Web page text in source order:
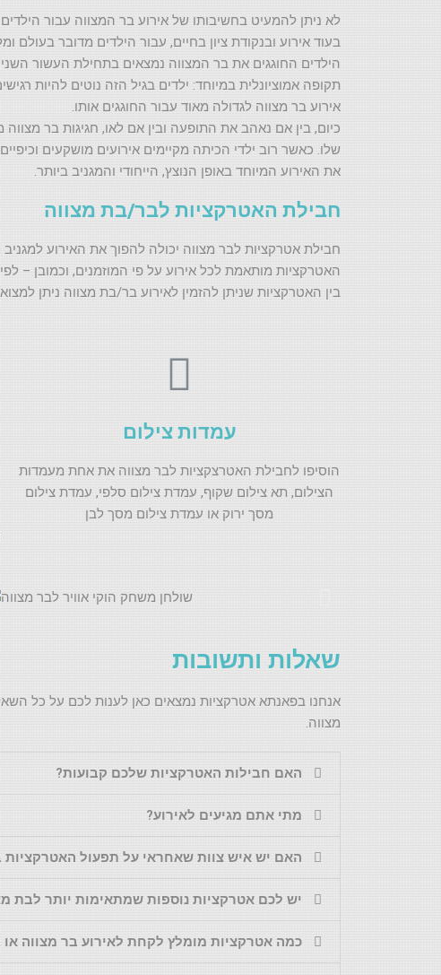
לא ניתן להמעיט בחשיבותו של אירוע בר המצווה עבור
בעוד אירוע ובנקודת ציון בחיים, עבור הילדים מדובר בעולם
הילדים החוגגים את בר המצווה נמצאים בתחילת העשור
תקופה אמוציונלית במיוחד: ילדים בגיל הזה נוטים להיות
אירוע בר מצווה לגדולה מאוד עבור החוגגים אותו.
כיום, בין אם נאהב את התופעה ובין אם לאו, חגיגות בר
שלו. כאשר רוב ילדי הכיתה מקיימים אירועים מושקעים
את האירוע המיוחד באופן הנוצץ, הייחודי והמגניב ביותר.
חבילת האטרקציות לבר/בת מצווה
חבילת אטרקציות לבר מצווה יכולה להפוך את האירוע למגניב
האטרקציות מותאמת לכל אירוע על פי המוזמנים, וכמובן –
בין האטרקציות שניתן להזמין לאירוע בר/בת מצווה ניתן
עמדות צילום
הוסיפו לחבילת האטרצקציות לבר מצווה את אחת מעמדות
הצילום, תא צילום שקוף, עמדת צילום סלפי, עמדת צילום
מסך ירוק או עמדת צילום מסך לבן
שאלות ותשובות
אנחנו בפאנתא אטרקציות נמצאים כאן לענות לכם על כל
מצווה.
האם חבילות האטרקציות שלכם קבועות?
מתי אתם מגיעים לאירוע?
האם יש איש צוות שאחראי על תפעול האטרקציות
יש לכם אטרקציות נוספות שמתאימות יותר לבת
כמה אטרקציות מומלץ לקחת לאירוע בר מצווה או